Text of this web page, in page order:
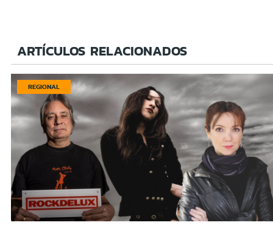
ARTÍCULOS RELACIONADOS
REGIONAL